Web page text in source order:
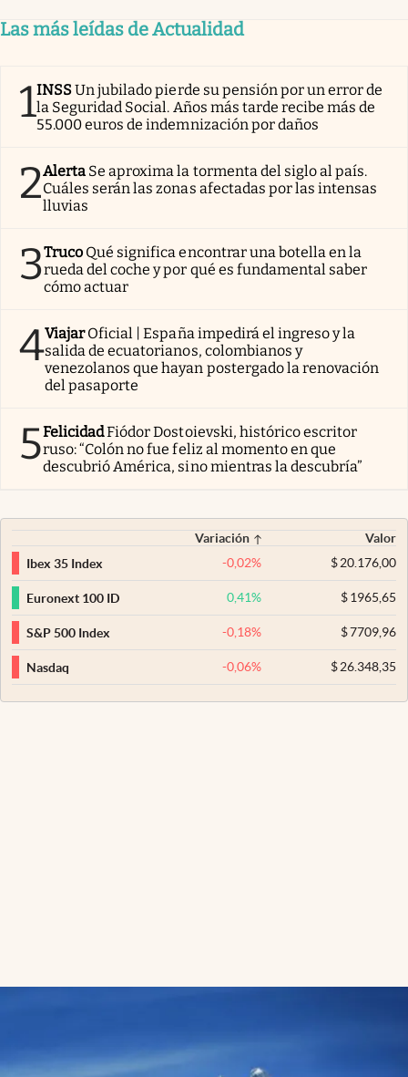
Las más leídas de Actualidad
1INSSUn jubilado pierde su pensión por un error de
la Seguridad Social. Años más tarde recibe más de
55.000 euros de indemnización por daños
2Alerta Se aproxima la tormenta del siglo al país.
Cuáles serán las zonas afectadas por las intensas
lluvias
3Truco Qué significa encontrar una botella en la
rueda del coche y por qué es fundamental saber
cómo actuar
4Viajar Oficial | España impedirá el ingreso y la
salida de ecuatorianos, colombianos y
venezolanos que hayan postergado la renovación
del pasaporte
5FelicidadFiódor Dostoievski, histórico escritor
ruso: “Colón no fue feliz al momento en que
descubrió América, sino mientras la descubría”
Variación
Valor
Ibex 35 Index
-0,02% $20.176,00
Euronext 100 ID 0,41% $1965,65
S&P 500 Index -0,18% $7709,96
Nasdaq -0,06% $26.348,35